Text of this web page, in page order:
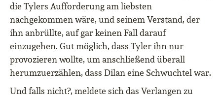
die Tylers Aufforderung am liebsten
nachgekommen wäre, und seinem Verstand, der
ihn anbrüllte, auf gar keinen Fall darauf
einzugehen. Gut möglich, dass Tyler ihn nur
provozieren wollte, um anschließend überall
herumzuerzählen, dass Dilan eine Schwuchtel war.
Und falls nicht?, meldete sich das Verlangen zu